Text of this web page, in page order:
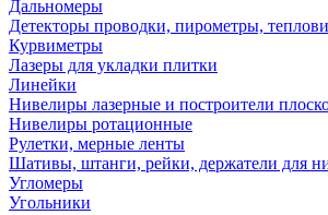
Дальномеры
Детекторы проводки, пирометры,
Курвиметры
Лазеры для укладки плитки
Линейки
Нивелиры лазерные и построители
Нивелиры ротационные
Рулетки, мерные ленты
Шативы, штанги, рейки, держатели для
Угломеры
Угольники